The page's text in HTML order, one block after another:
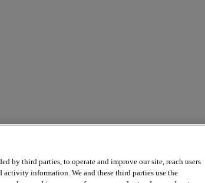
on a course? Contact us by emailing
by third parties, to operate and improve our site, reach users
information. We and these third parties use the